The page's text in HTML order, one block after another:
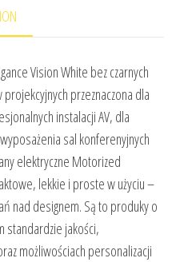
Vision White bez czarnych
przeznaczona dla
instalacji AV, dla
sal konferenyjnych
elektryczne Motorized
lekkie i proste w użyciu –
nad designem. Są to produky o
standardzie jakości,
możliwościach personalizacji